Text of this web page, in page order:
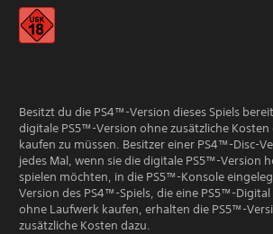
Besitzt du die PS4™-Version dieses Spiels
digitale PS5™-Version ohne zusätzliche Kosten
kaufen zu müssen. Besitzer einer PS4™-Disc-
jedes Mal, wenn sie die digitale PS5™-Version
spielen möchten, in die PS5™-Konsole
Version des PS4™-Spiels, die eine PS5™-
ohne Laufwerk kaufen, erhalten die PS5™-
zusätzliche Kosten dazu.